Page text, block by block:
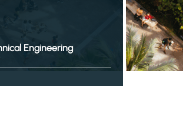
Engineering